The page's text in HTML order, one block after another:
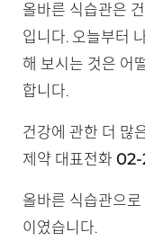
올바른 식습관은
입니다. 오늘부터
해 보시는 것은 어
합니다.
건강에 관한 더 많
제약 대표전화
올바른 식습관으
이였습니다.